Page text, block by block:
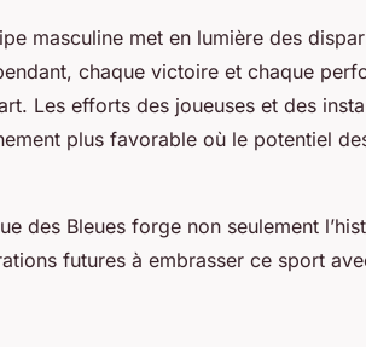
masculine met en lumière des
chaque victoire et chaque
Les efforts des joueuses et des
plus favorable où le potentiel
des Bleues forge non seulement
futures à embrasser ce sport